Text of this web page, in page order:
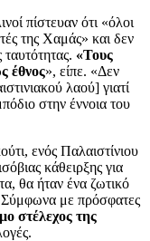
πίστευαν ότι «όλοι
της Χαμάς» και δεν
ταυτότητας. «Τους
έθνος», είπε. «Δεν
λαού] γιατί
στην έννοια του
ενός Παλαιστίνιου
κάθειρξης για
θα ήταν ένα ζωτικό
Σύμφωνα με πρόσφατες
στέλεχος της